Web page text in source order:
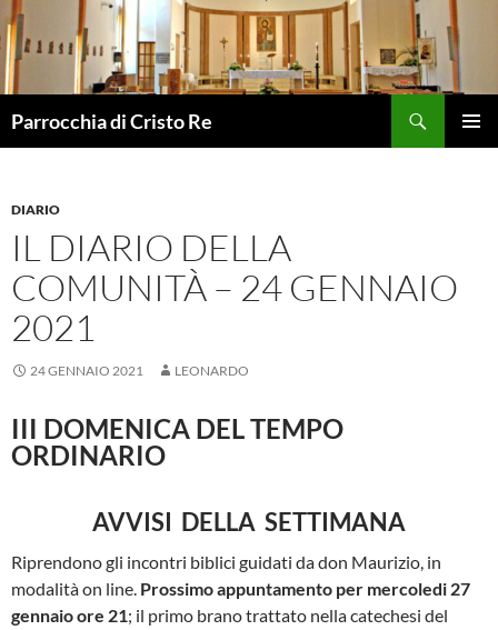
Vai
al
contenuto
Parrocchia di Cristo Re
DIARIO
IL DIARIO DELLA
COMUNITÀ – 24 GENNAIO
2021
24 GENNAIO 2021 LEONARDO
III DOMENICA DEL TEMPO
ORDINARIO
AVVISI DELLA SETTIMANA
Riprendono gli incontri biblici guidati da don Maurizio, in
modalità on line. Prossimo appuntamento per mercoledi 27
gennaio ore 21; il primo brano trattato nella catechesi del